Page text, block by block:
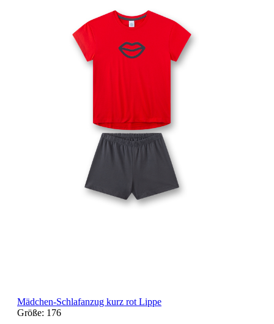
Mädchen-Schlafanzug kurz rot Lippe
Größe: 176